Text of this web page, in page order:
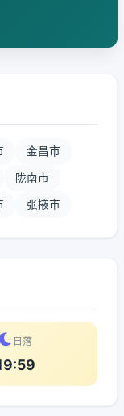
金昌市
陇南市
张掖市
日落